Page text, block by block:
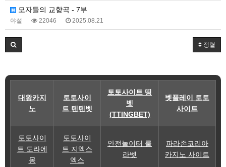
모자들의 교향곡 - 7부
야설 22046 2025.08.21
정렬
대왕카지
노
토토사이
트 텐텐벳
토토사이트 띵
벳
(TTINGBET)
벳플레이 토토
사이트
토토사이
트 도라에
몽
토토사이
트 지엑스
엑스
안전놀이터 룰
라벳
파라존코리아
카지노 사이트